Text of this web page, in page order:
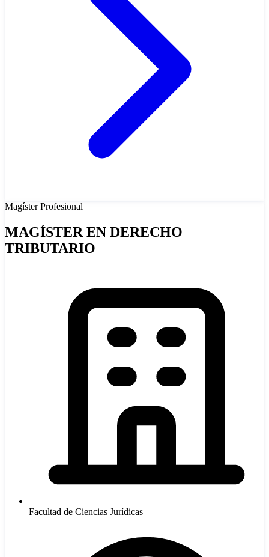
MagísterProfesional
MAGÍSTER EN DERECHO
TRIBUTARIO
Facultad de Ciencias Jurídicas